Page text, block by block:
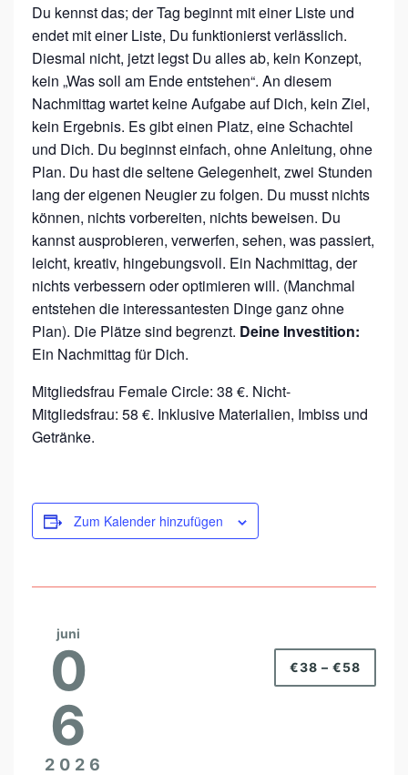
L
A
N
Du kennst das; der Tag beginnt mit einer Liste und
endet mit einer Liste, Du funktionierst verlässlich.
Diesmal nicht, jetzt legst Du alles ab, kein Konzept,
kein „Was soll am Ende entstehen“. An diesem
Nachmittag wartet keine Aufgabe auf Dich, kein Ziel,
kein Ergebnis. Es gibt einen Platz, eine Schachtel
und Dich. Du beginnst einfach, ohne Anleitung, ohne
Plan. Du hast die seltene Gelegenheit, zwei Stunden
lang der eigenen Neugier zu folgen. Du musst nichts
können, nichts vorbereiten, nichts beweisen. Du
kannst ausprobieren, verwerfen, sehen, was passiert,
leicht, kreativ, hingebungsvoll. Ein Nachmittag, der
nichts verbessern oder optimieren will. (Manchmal
entstehen die interessantesten Dinge ganz ohne
Plan). Die Plätze sind begrenzt. Deine Investition:
Ein Nachmittag für Dich.
Mitgliedsfrau Female Circle: 38 €. Nicht-
Mitgliedsfrau: 58 €. Inklusive Materialien, Imbiss und
Getränke.
Zum Kalender hinzufügen
juni
0
6
2026
€38 – €58